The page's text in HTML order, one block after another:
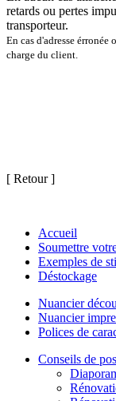
retards ou pertes
transporteur.
En cas d'adresse
charge du client.
[ Retour ]
Accueil
Soumettre
Exemples de
Déstockage
Nuancier
Nuancier
Polices de
Conseils de